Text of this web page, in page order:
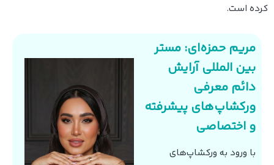
کرده است.
مریم حمزه‌ای: مستر
بین المللی آرایش
دائم معرفی
ورکشاپ‌های پیشرفته
و اختصاصی
با ورود به ورکشاپ‌های